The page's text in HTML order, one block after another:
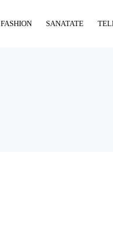
FASHION SANATATE